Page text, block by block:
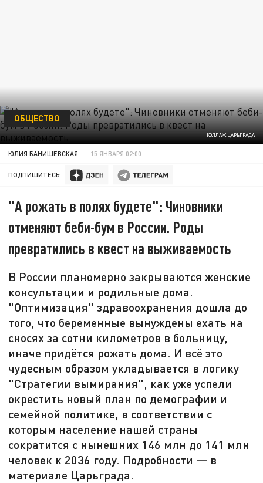
КОЛЛАЖ ЦАРЬГРАДА
ОБЩЕСТВО
ЮЛИЯ БАНИШЕВСКАЯ 15 ЯНВАРЯ 02:00
ПОДПИШИТЕСЬ:
"А рожать в полях будете": Чиновники
отменяют беби-бум в России. Роды
превратились в квест на выживаемость
В России планомерно закрываются женские
консультации и родильные дома.
"Оптимизация" здравоохранения дошла до
того, что беременные вынуждены ехать на
сносях за сотни километров в больницу,
иначе придётся рожать дома. И всё это
чудесным образом укладывается в логику
"Стратегии вымирания", как уже успели
окрестить новый план по демографии и
семейной политике, в соответствии с
которым население нашей страны
сократится с нынешних 146 млн до 141 млн
человек к 2036 году. Подробности — в
материале Царьграда.